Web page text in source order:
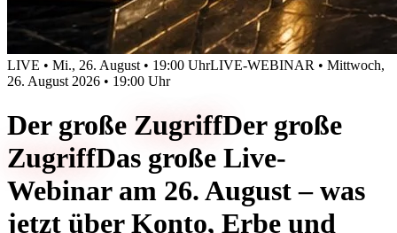
LIVE • Mi., 26. August • 19:00 UhrLIVE-WEBINAR • Mittwoch,
26. August 2026 • 19:00 Uhr
Der große ZugriffDer große
ZugriffDas große Live-
Webinar am 26. August – was
jetzt über Konto, Erbe und